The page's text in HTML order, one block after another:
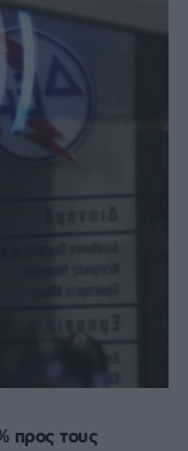
προς τους